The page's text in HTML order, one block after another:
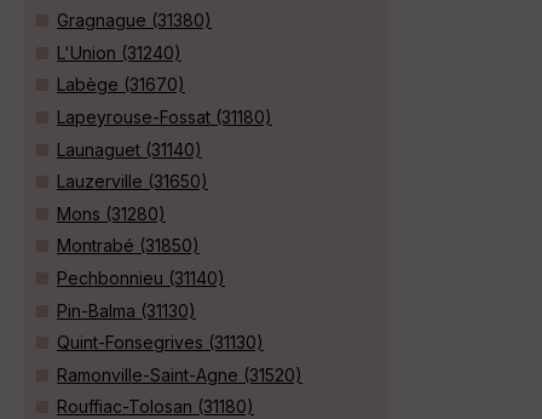
Gragnague (31380)
L'Union (31240)
Labège (31670)
Lapeyrouse-Fossat (31180)
Launaguet (31140)
Lauzerville (31650)
Mons (31280)
Montrabé (31850)
Pechbonnieu (31140)
Pin-Balma (31130)
Quint-Fonsegrives (31130)
Ramonville-Saint-Agne (31520)
Rouffiac-Tolosan (31180)